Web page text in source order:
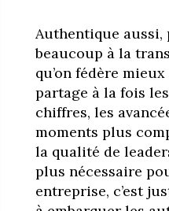
Authentique aussi,
beaucoup à la
qu’on fédère
partage à la fois
chiffres, les
moments plus
la qualité de
plus nécessaire
entreprise, c’est